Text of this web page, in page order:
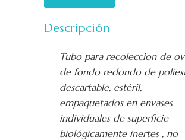
Descripción
Tubo para recoleccion de
de fondo redondo de
descartable, estéril,
empaquetados en envases
individuales de superficie
biológicamente inertes , no